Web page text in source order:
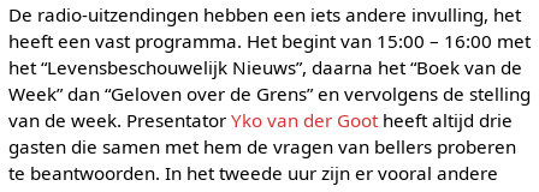
De radio-uitzendingen hebben een iets andere invulling, het
heeft een vast programma. Het begint van 15:00 – 16:00 met
het “Levensbeschouwelijk Nieuws”, daarna het “Boek van de
Week” dan “Geloven over de Grens” en vervolgens de stelling
van de week. Presentator Yko van der Gootheeft altijd drie
gasten die samen met hem de vragen van bellers proberen
te beantwoorden. In het tweede uur zijn er vooral andere